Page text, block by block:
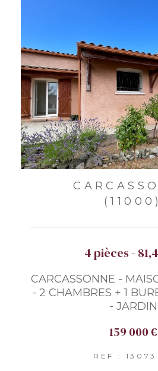
(11000)
4 pièces -
CARCASSONNE -
- 2 CHAMBRES + 1
- JARDIN
159 000 €
REF : 13073